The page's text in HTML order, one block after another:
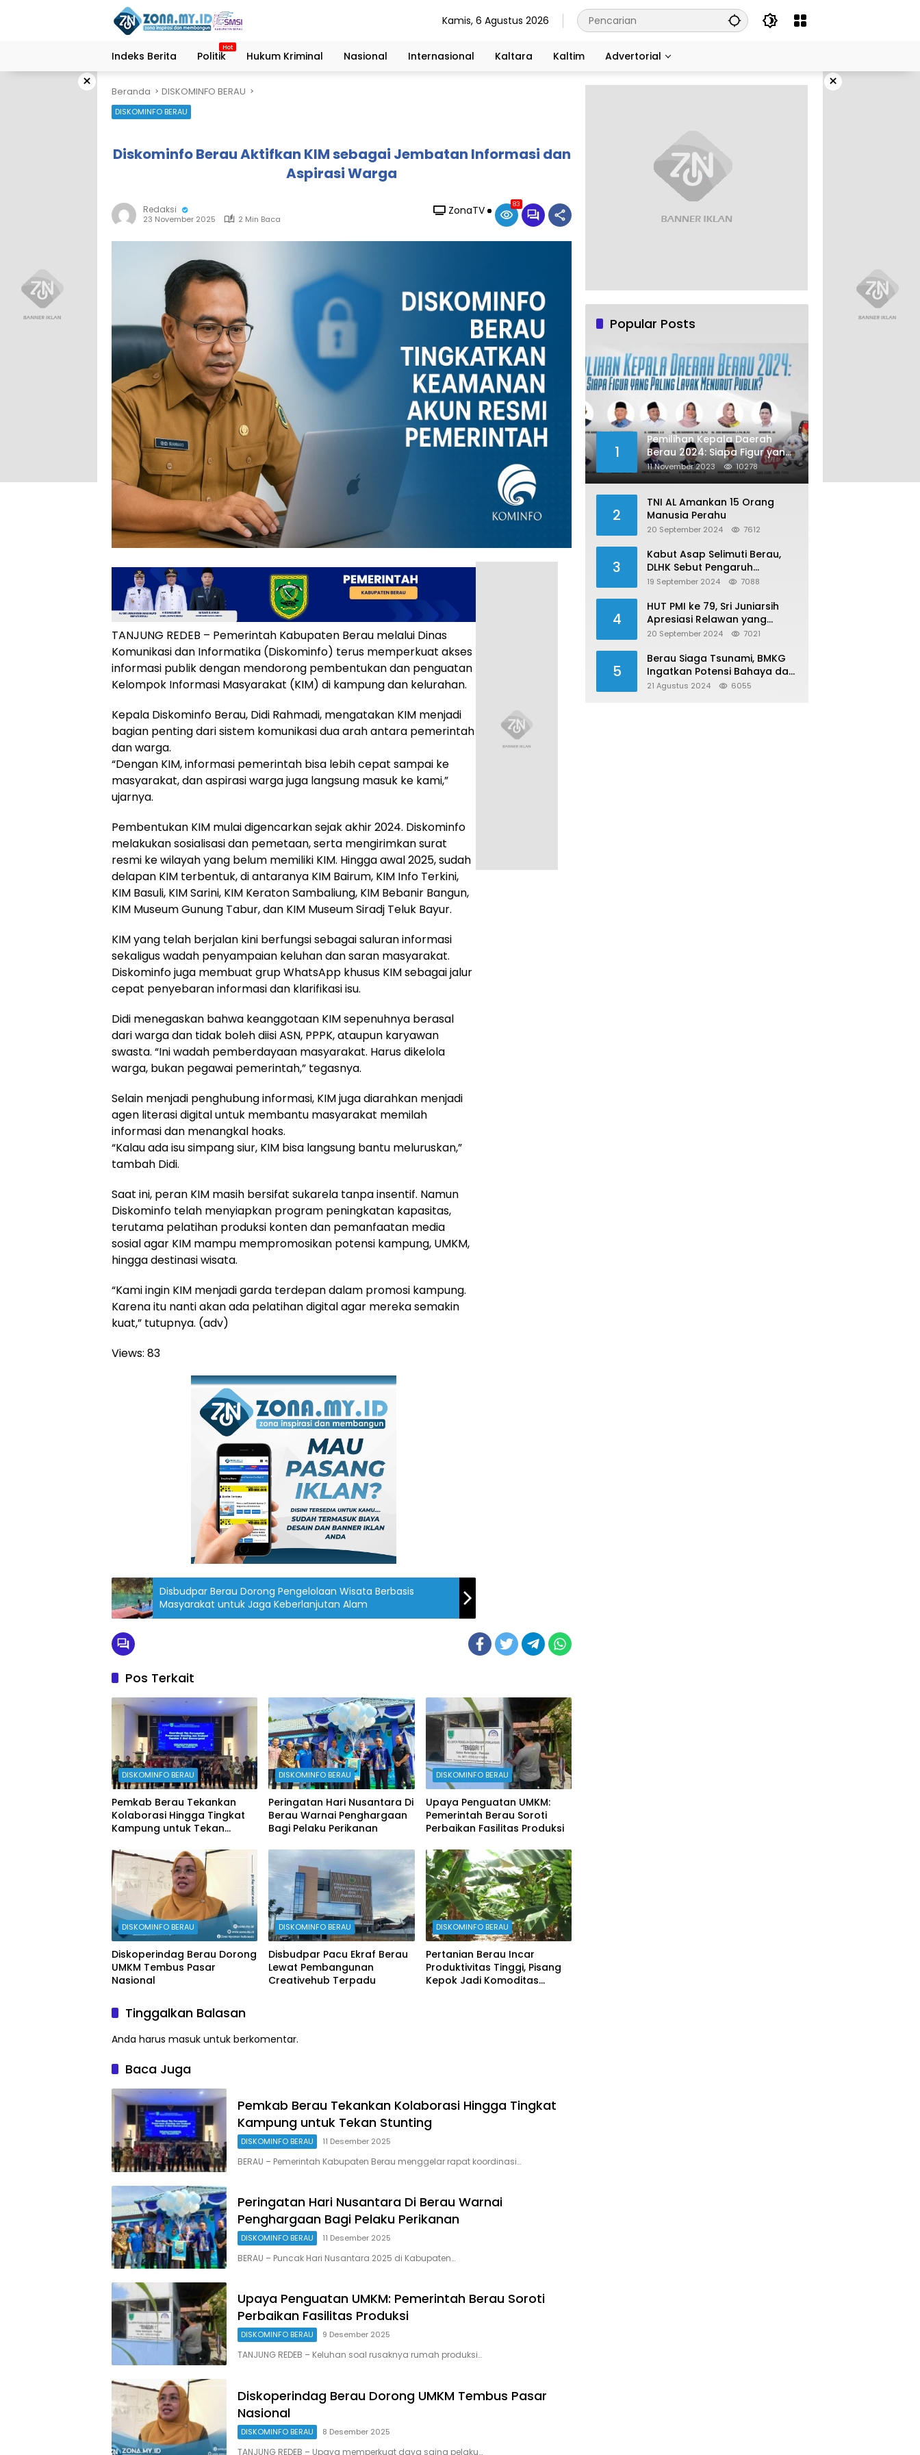
Kamis, 6 Agustus 2026
Indeks Berita Politik Hukum Kriminal Nasional Internasional Kaltara Kaltim Advertorial
× ×
Beranda DISKOMINFO BERAU
DISKOMINFO BERAU
Diskominfo Berau Aktifkan KIM sebagai Jembatan Informasi dan
Aspirasi Warga
Redaksi
23 November 2025 2 Min Baca
ZonaTV 83
TANJUNG REDEB – Pemerintah Kabupaten Berau melalui Dinas
Komunikasi dan Informatika (Diskominfo) terus memperkuat akses
informasi publik dengan mendorong pembentukan dan penguatan
Kelompok Informasi Masyarakat (KIM) di kampung dan kelurahan.
Kepala Diskominfo Berau, Didi Rahmadi, mengatakan KIM menjadi
bagian penting dari sistem komunikasi dua arah antara pemerintah
dan warga.
“Dengan KIM, informasi pemerintah bisa lebih cepat sampai ke
masyarakat, dan aspirasi warga juga langsung masuk ke kami,”
ujarnya.
Pembentukan KIM mulai digencarkan sejak akhir 2024. Diskominfo
melakukan sosialisasi dan pemetaan, serta mengirimkan surat
resmi ke wilayah yang belum memiliki KIM. Hingga awal 2025, sudah
delapan KIM terbentuk, di antaranya KIM Bairum, KIM Info Terkini,
KIM Basuli, KIM Sarini, KIM Keraton Sambaliung, KIM Bebanir Bangun,
KIM Museum Gunung Tabur, dan KIM Museum Siradj Teluk Bayur.
KIM yang telah berjalan kini berfungsi sebagai saluran informasi
sekaligus wadah penyampaian keluhan dan saran masyarakat.
Diskominfo juga membuat grup WhatsApp khusus KIM sebagai jalur
cepat penyebaran informasi dan klarifikasi isu.
Didi menegaskan bahwa keanggotaan KIM sepenuhnya berasal
dari warga dan tidak boleh diisi ASN, PPPK, ataupun karyawan
swasta. “Ini wadah pemberdayaan masyarakat. Harus dikelola
warga, bukan pegawai pemerintah,” tegasnya.
Selain menjadi penghubung informasi, KIM juga diarahkan menjadi
agen literasi digital untuk membantu masyarakat memilah
informasi dan menangkal hoaks.
“Kalau ada isu simpang siur, KIM bisa langsung bantu meluruskan,”
tambah Didi.
Saat ini, peran KIM masih bersifat sukarela tanpa insentif. Namun
Diskominfo telah menyiapkan program peningkatan kapasitas,
terutama pelatihan produksi konten dan pemanfaatan media
sosial agar KIM mampu mempromosikan potensi kampung, UMKM,
hingga destinasi wisata.
“Kami ingin KIM menjadi garda terdepan dalam promosi kampung.
Karena itu nanti akan ada pelatihan digital agar mereka semakin
kuat,” tutupnya. (adv)
Views: 83
Disbudpar Berau Dorong Pengelolaan Wisata Berbasis
Masyarakat untuk Jaga Keberlanjutan Alam
Pos Terkait
DISKOMINFO BERAU
Pemkab Berau Tekankan
Kolaborasi Hingga Tingkat
Kampung untuk Tekan
DISKOMINFO BERAU
Peringatan Hari Nusantara Di
Berau Warnai Penghargaan
Bagi Pelaku Perikanan
DISKOMINFO BERAU
Upaya Penguatan UMKM:
Pemerintah Berau Soroti
Perbaikan Fasilitas Produksi
DISKOMINFO BERAU
Diskoperindag Berau Dorong
UMKM Tembus Pasar
Nasional
DISKOMINFO BERAU
Disbudpar Pacu Ekraf Berau
Lewat Pembangunan
Creativehub Terpadu
DISKOMINFO BERAU
Pertanian Berau Incar
Produktivitas Tinggi, Pisang
Kepok Jadi Komoditas
Tinggalkan Balasan
Anda harus masuk untuk berkomentar.
Baca Juga
Pemkab Berau Tekankan Kolaborasi Hingga Tingkat
Kampung untuk Tekan Stunting
DISKOMINFO BERAU 11 Desember 2025
BERAU – Pemerintah Kabupaten Berau menggelar rapat koordinasi…
Peringatan Hari Nusantara Di Berau Warnai
Penghargaan Bagi Pelaku Perikanan
DISKOMINFO BERAU 11 Desember 2025
BERAU – Puncak Hari Nusantara 2025 di Kabupaten…
Upaya Penguatan UMKM: Pemerintah Berau Soroti
Perbaikan Fasilitas Produksi
DISKOMINFO BERAU 9 Desember 2025
TANJUNG REDEB – Keluhan soal rusaknya rumah produksi…
Diskoperindag Berau Dorong UMKM Tembus Pasar
Nasional
DISKOMINFO BERAU 8 Desember 2025
TANJUNG REDEB – Upaya memperkuat daya saing pelaku…
Popular Posts
1
Pemilihan Kepala Daerah
Berau 2024: Siapa Figur yang
Paling Layak Menurut Publik?
11 November 2023 10278
2
TNI AL Amankan 15 Orang
Manusia Perahu
20 September 2024 7612
3
Kabut Asap Selimuti Berau,
DLHK Sebut Pengaruh
Karhutla
19 September 2024 7088
4
HUT PMI ke 79, Sri Juniarsih
Apresiasi Relawan yang
Konsisten Donor Darah
20 September 2024 7021
5
Berau Siaga Tsunami, BMKG
Ingatkan Potensi Bahaya dari
Megathrust Utara Sulawesi
21 Agustus 2024 6055